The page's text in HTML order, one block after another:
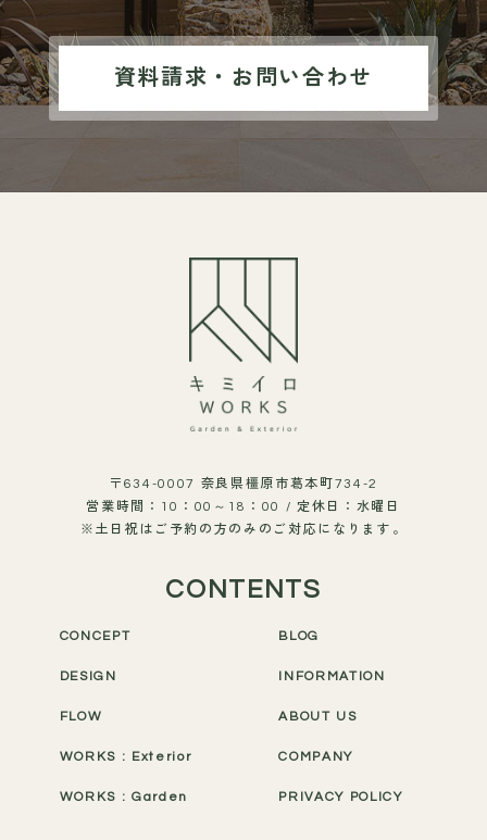
資料請求・お問い合わせ
〒634-0007 奈良県橿原市葛本町734-2
営業時間：10：00～18：00 / 定休日：水曜日
※土日祝はご予約の方のみのご対応になります。
CONTENTS
CONCEPT
DESIGN
FLOW
WORKS : Exterior
WORKS : Garden
BLOG
INFORMATION
ABOUT US
COMPANY
PRIVACY POLICY